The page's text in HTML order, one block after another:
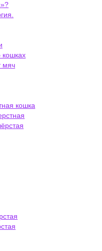
кошках
мяч
кошка